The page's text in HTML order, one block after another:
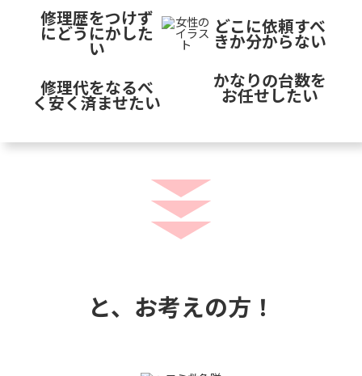
修理歴をつけず
にどうにかした
い
修理代をなるべ
く安く済ませたい
どこに依頼すべ
きか分からない
かなりの台数を
お任せしたい
と、お考えの方！